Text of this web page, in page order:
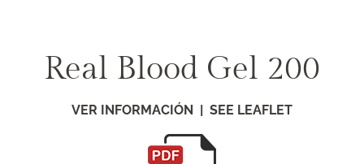
Real Blood Gel 200
VER INFORMACIÓN | SEE LEAFLET